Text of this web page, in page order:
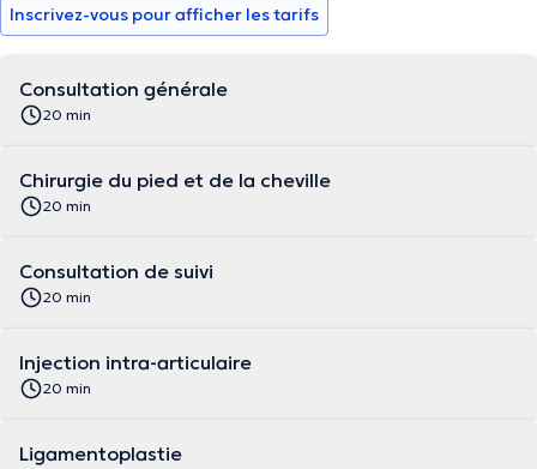
Inscrivez-vous pour afficher les tarifs
Consultation générale
20 min
Chirurgie du pied et de la cheville
20 min
Consultation de suivi
20 min
Injection intra-articulaire
20 min
Ligamentoplastie